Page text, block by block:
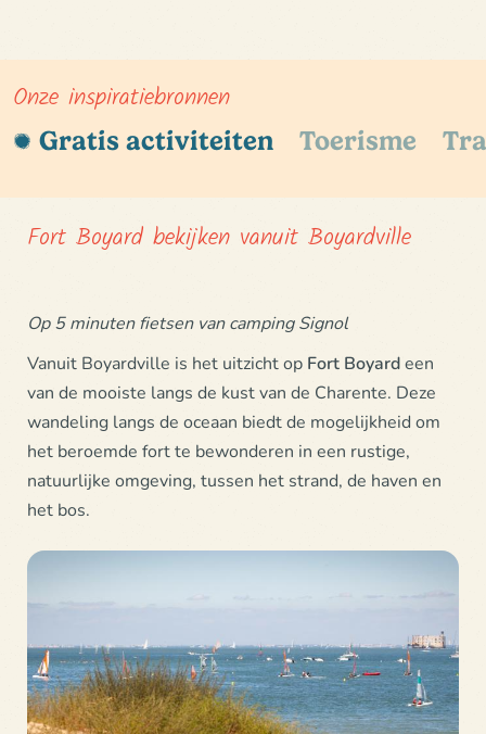
Onze inspiratiebronnen
Gratis activiteiten Toerisme
Fort Boyard bekijken vanuit Boyardville
Op 5 minuten fietsen van camping Signol
Vanuit Boyardville is het uitzicht op Fort Boyardeen
van de mooiste langs de kust van de Charente. Deze
wandeling langs de oceaan biedt de mogelijkheid om
het beroemde fort te bewonderen in een rustige,
natuurlijke omgeving, tussen het strand, de haven en
het bos.